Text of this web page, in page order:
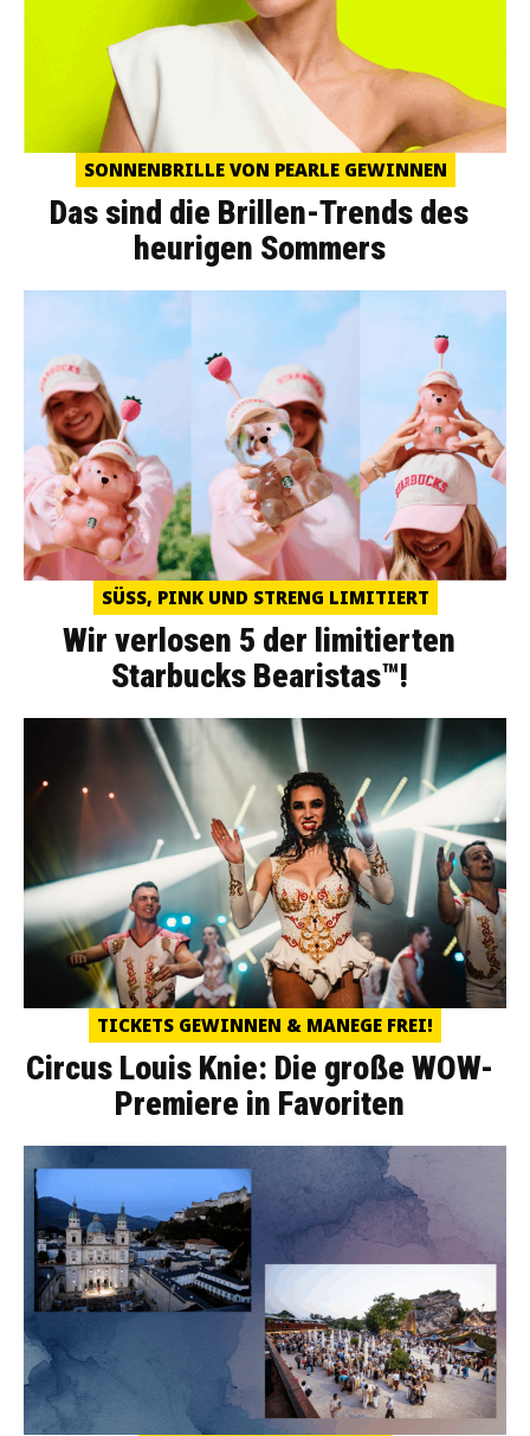
SONNENBRILLE VON PEARLE GEWINNEN
Das sind die Brillen-Trends des
heurigen Sommers
SÜSS, PINK UND STRENG LIMITIERT
Wir verlosen 5 der limitierten
Starbucks Bearistas™!
TICKETS GEWINNEN & MANEGE FREI!
Circus Louis Knie: Die große WOW-
Premiere in Favoriten